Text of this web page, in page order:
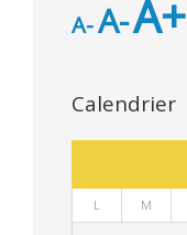
A-A-A+
Calendrier
L M